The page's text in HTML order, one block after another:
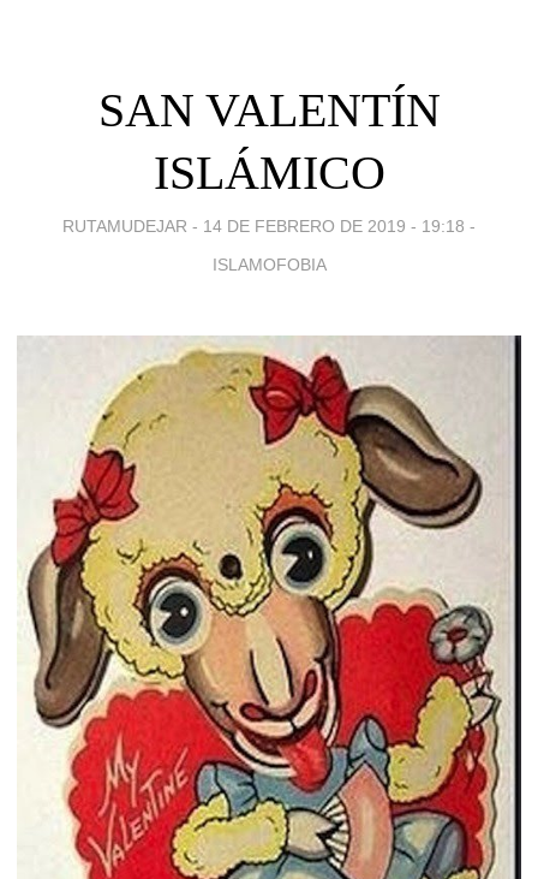
SAN VALENTÍN
ISLÁMICO
RUTAMUDEJAR - 14 DE FEBRERO DE 2019 - 19:18 -
ISLAMOFOBIA